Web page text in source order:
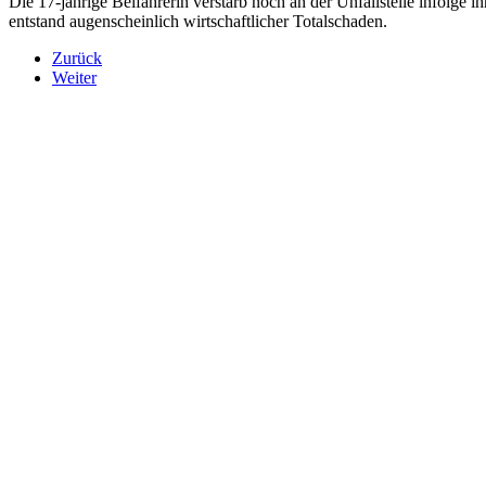
entstand augenscheinlich wirtschaftlicher Totalschaden.
Zurück
Weiter